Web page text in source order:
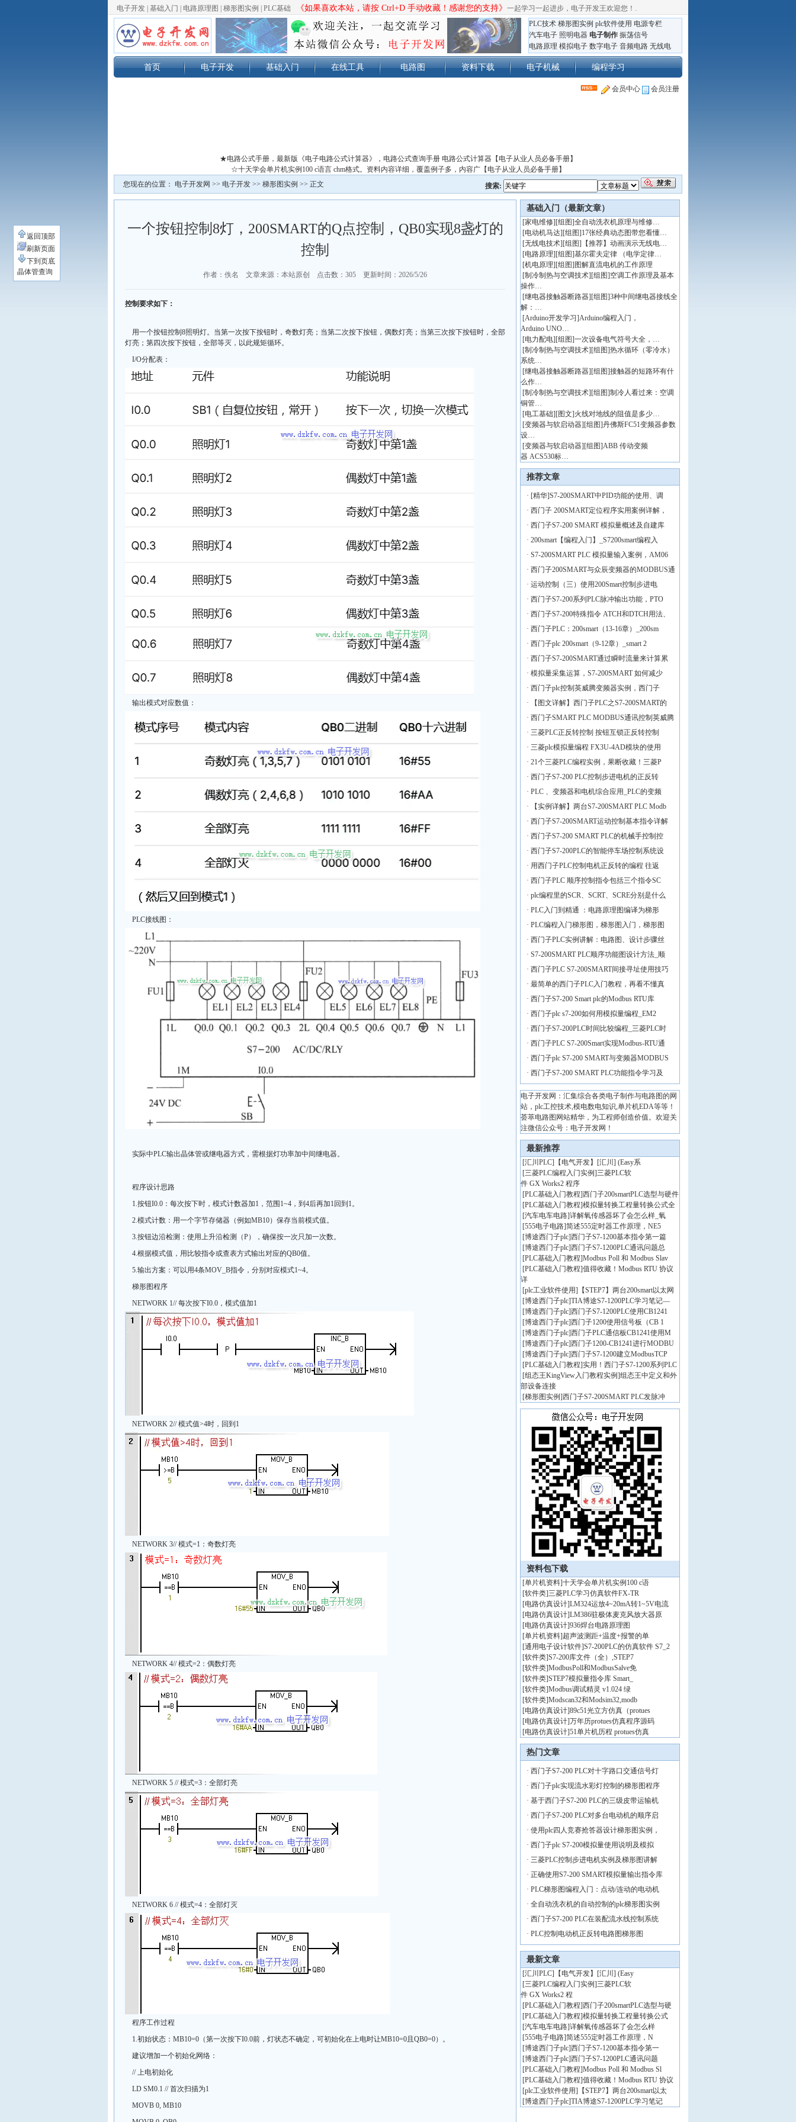
电子开发 基础入门 电路原理图 梯形图实例 PLC基础 《如果喜欢本站，请按 Ctrl+D 手动收藏！感谢您的支持》 一起学习一起进步，电子开发王欢迎您！ .
PLC技术 梯形图实例 plc软件使用 电源专栏
汽车电子 照明电器 电子制作 振荡信号
电路原理 模拟电子 数字电子 音频电路 无线电
首页 电子开发 基础入门 在线工具 电路图 资料下载 电子机械 编程学习
会员中心 会员注册
★电路公式手册，最新版《电子电路公式计算器》，电路公式查询手册 电路公式计算器【电子从业人员必备手册】
☆十天学会单片机实例100 c语言 chm格式。资料内容详细，覆盖例子多，内容广【电子从业人员必备手册】
搜索:
您现在的位置： 电子开发网 >> 电子开发 >> 梯形图实例 >> 正文
一个按钮控制8灯，200SMART的Q点控制，QB0实现8盏灯的
控制
作者：佚名 文章来源：本站原创 点击数： 305 更新时间：2026/5/26
控制要求如下：
用一个按钮控制8照明灯。当第一次按下按钮时，奇数灯亮；当第二次按下按钮，偶数灯亮；当第三次按下按钮时，全部
灯亮；第四次按下按钮，全部等灭，以此规矩循环。
I/O分配表：
输出模式对应数值：
PLC接线图：
实际中PLC输出晶体管或继电器方式，需根据灯功率加中间继电器。
程序设计思路
1.按钮I0.0：每次按下时，模式计数器加1，范围1~4，到4后再加1回到1。
2.模式计数：用一个字节存储器（例如MB10）保存当前模式值。
3.按钮边沿检测：使用上升沿检测（P），确保按一次只加一次数。
4.根据模式值，用比较指令或查表方式输出对应的QB0值。
5.输出方案：可以用4条MOV_B指令，分别对应模式1~4。
梯形图程序
NETWORK 1// 每次按下I0.0，模式值加1
NETWORK 2// 模式值>4时，回到1
NETWORK 3// 模式=1：奇数灯亮
NETWORK 4// 模式=2：偶数灯亮
NETWORK 5 // 模式=3：全部灯亮
NETWORK 6 // 模式=4：全部灯灭
程序工作过程
1.初始状态：MB10=0（第一次按下I0.0前，灯状态不确定，可初始化在上电时让MB10=0且QB0=0）。
建议增加一个初始化网络：
// 上电初始化
LD SM0.1 // 首次扫描为1
MOVB 0, MB10
基础入门（最新文章）
[家电维修][组图]全自动洗衣机原理与维修…
[电动机马达][组图]17张经典动态图带您看懂…
[无线电技术][组图] 【推荐】动画演示无线电…
[电路原理][组图]基尔霍夫定律 （电学定律…
[机电原理][组图] 图解直流电机的工作原理
[制冷制热与空调技术][组图]空调工作原理及基本
操作…
[继电器接触器断路器][组图]3种中间继电器接线全
解：…
[Arduino开发学习 ]Arduino编程入门，
Arduino UNO…
[电力配电][组图]一次设备电气符号大全，…
[制冷制热与空调技术][组图]热水循环（零冷水）
系统…
[继电器接触器断路器][组图]接触器的短路环有什
么作…
[制冷制热与空调技术][组图]制冷人看过来：空调
铜管…
[电工基础][图文]火线对地线的阻值是多少…
[变频器与软启动器][组图]丹佛斯FC51变频器参数
设…
[变频器与软启动器][组图]ABB 传动变频
器 ACS530标…
推荐文章
· [精华]S7-200SMART中PID功能的使用、调
· 西门子 200SMART定位程序实用案例详解，
· 西门子S7-200 SMART 模拟量概述及自建库
· 200smart【编程入门】_S7200smart编程入
· S7-200SMART PLC 模拟量输入案例，AM06
· 西门子200SMART与众辰变频器的MODBUS通
· 运动控制（三）使用200Smart控制步进电
· 西门子S7-200系列PLC脉冲输出功能，PTO
· 西门子S7-200特殊指令 ATCH和DTCH用法、
· 西门子PLC：200smart（13-16章）_200sm
· 西门子plc 200smart（9-12章）_smart 2
· 西门子S7-200SMART通过瞬时流量来计算累
· 模拟量采集运算，S7-200SMART 如何减少
· 西门子plc控制英威腾变频器实例，西门子
·
【图文详解】西门子PLC之S7-200SMART的
· 西门子SMART PLC MODBUS通讯控制英威腾
· 三菱PLC正反转控制 按钮互锁正反转控制
· 三菱plc模拟量编程 FX3U-4AD模块的使用
· 21个三菱PLC编程实例，果断收藏！三菱P
· 西门子S7-200 PLC控制步进电机的正反转
· PLC 、变频器和电机综合应用_PLC的变频
·
【实例详解】两台S7-200SMART PLC Modb
· 西门子S7-200SMART运动控制基本指令详解
· 西门子S7-200 SMART PLC的机械手控制控
· 西门子S7-200PLC的智能停车场控制系统设
· 用西门子PLC控制电机正反转的编程 往返
· 西门子PLC 顺序控制指令包括三个指令SC
· plc编程里的SCR、SCRT、SCRE分别是什么
· PLC入门到精通 ：电路原理图编译为梯形
· PLC编程入门梯形图，梯形图入门，梯形图
· 西门子PLC实例讲解：电路图、设计步骤丝
· S7-200SMART PLC顺序功能图设计方法_顺
· 西门子PLC S7-200SMART间接寻址使用技巧
· 最简单的西门子PLC入门教程，再看不懂真
· 西门子S7-200 Smart plc的Modbus RTU库
· 西门子plc s7-200如何用模拟量编程_EM2
· 西门子S7-200PLC时间比较编程_三菱PLC时
· 西门子PLC S7-200Smart实现Modbus-RTU通
· 西门子plc S7-200 SMART与变频器MODBUS
· 西门子S7-200 SMART PLC功能指令学习及
电子开发网：汇集综合各类电子制作与电路图的网
站，plc工控技术,模电数电知识,单片机EDA等等！
荟萃电路图网站精华，为工程师创造价值。欢迎关
注微信公众号：电子开发网！
最新推荐
[汇川PLC] 【电气开发】[汇川] (Easy系
[三菱PLC编程入门实例]三菱PLC软
件 GX Works2 程序
[PLC基础入门教程]西门子200smartPLC选型与硬件
[PLC基础入门教程]模拟量转换工程量转换公式全
[汽车电车电路]详解氧传感器坏了会怎么样_氧
[555电子电路]简述555定时器工作原理，NE5
[博途西门子plc]西门子S7-1200基本指令第一篇
[博途西门子plc]西门子S7-1200PLC通讯问题总
[PLC基础入门教程]Modbus Poll 和 Modbus Slav
[PLC基础入门教程]值得收藏！Modbus RTU 协议
详
[plc工业软件使用] 【STEP7】两台200smart以太网
[博途西门子plc]TIA博途S7-1200PLC学习笔记—
[博途西门子plc]西门子S7-1200PLC使用CB1241
[博途西门子plc]西门子1200使用信号板（CB 1
[博途西门子plc]西门子PLC通信板CB1241使用M
[博途西门子plc]西门子1200-CB1241进行MODBU
[博途西门子plc]西门子S7-1200建立ModbusTCP
[PLC基础入门教程]实用！西门子S7-1200系列PLC
[组态王KingView入门教程实例]组态王中定义和外
部设备连接
[梯形图实例]西门子S7-200SMART PLC发脉冲
资料包下载
[单片机资料]十天学会单片机实例100 c语
[软件类]三菱PLC学习仿真软件FX-TR
[电路仿真设计]LM324运放4~20mA转1~5V电流
[电路仿真设计]LM386驻极体麦克风放大器原
[电路仿真设计]936焊台电路原理图
[单片机资料]超声波测距+温度+报警的单
[通用电子设计软件]S7-200PLC的仿真软件 S7_2
[软件类]S7-200库文件（全）,STEP7
[软件类]ModbusPoll和ModbusSalve免
[软件类]STEP7模拟量指令库 Smart_
[软件类]Modbus调试精灵 v1.024 绿
[软件类]Modscan32和Modsim32,modb
[电路仿真设计]89c51光立方仿真（protues
[电路仿真设计]万年历protues仿真程序源码
[电路仿真设计]51单片机历程 protues仿真
热门文章
· 西门子S7-200 PLC对十字路口交通信号灯
· 西门子plc实现流水彩灯控制的梯形图程序
· 基于西门子S7-200 PLC的三级皮带运输机
· 西门子S7-200 PLC对多台电动机的顺序启
· 使用plc四人竞赛抢答器设计梯形图实例，
· 西门子plc S7-200模拟量使用说明及模拟
· 三菱PLC控制步进电机实例及梯形图讲解
· 正确使用S7-200 SMART模拟量输出指令库
· PLC梯形图编程入门：点动/连动的电动机
· 全自动洗衣机的自动控制的plc梯形图实例
· 西门子S7-200 PLC在装配流水线控制系统
· PLC控制电动机正反转电路图梯形图
最新文章
[汇川PLC] 【电气开发】[汇川] (Easy
[三菱PLC编程入门实例]三菱PLC软
件 GX Works2 程
[PLC基础入门教程]西门子200smartPLC选型与硬
[PLC基础入门教程]模拟量转换工程量转换公式
[汽车电车电路]详解氧传感器坏了会怎么样
[555电子电路]简述555定时器工作原理，N
[博途西门子plc]西门子S7-1200基本指令第一
[博途西门子plc]西门子S7-1200PLC通讯问题
[PLC基础入门教程]Modbus Poll 和 Modbus Sl
[PLC基础入门教程]值得收藏！Modbus RTU 协议
[plc工业软件使用] 【STEP7】两台200smart以太
[博途西门子plc]TIA博途S7-1200PLC学习笔记
返回顶部
刷新页面
下到页底
晶体管查询